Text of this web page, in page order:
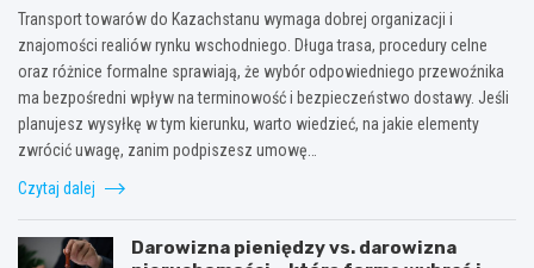
Transport towarów do Kazachstanu wymaga dobrej organizacji i
znajomości realiów rynku wschodniego. Długa trasa, procedury celne
oraz różnice formalne sprawiają, że wybór odpowiedniego przewoźnika
ma bezpośredni wpływ na terminowość i bezpieczeństwo dostawy. Jeśli
planujesz wysyłkę w tym kierunku, warto wiedzieć, na jakie elementy
zwrócić uwagę, zanim podpiszesz umowę…
Czytaj dalej
Darowizna pieniędzy vs. darowizna